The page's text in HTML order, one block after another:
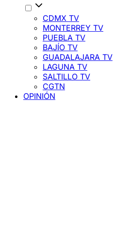
CDMX TV
MONTERREY TV
PUEBLA TV
BAJÍO TV
GUADALAJARA TV
LAGUNA TV
SALTILLO TV
CGTN
OPINIÓN